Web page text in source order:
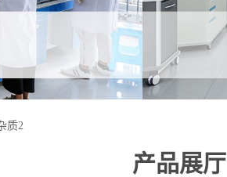
质2
产品展厅